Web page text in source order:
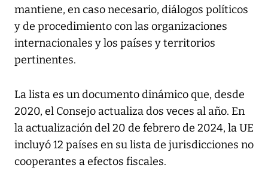
mantiene, en caso necesario, diálogos políticos
y de procedimiento con las organizaciones
internacionales y los países y territorios
pertinentes.
La lista es un documento dinámico que, desde
2020, el Consejo actualiza dos veces al año. En
la actualización del 20 de febrero de 2024, la UE
incluyó 12 países en su lista de jurisdicciones no
cooperantes a efectos fiscales.